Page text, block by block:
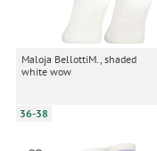
Maloja BellottiM., shaded
white wow
36-38